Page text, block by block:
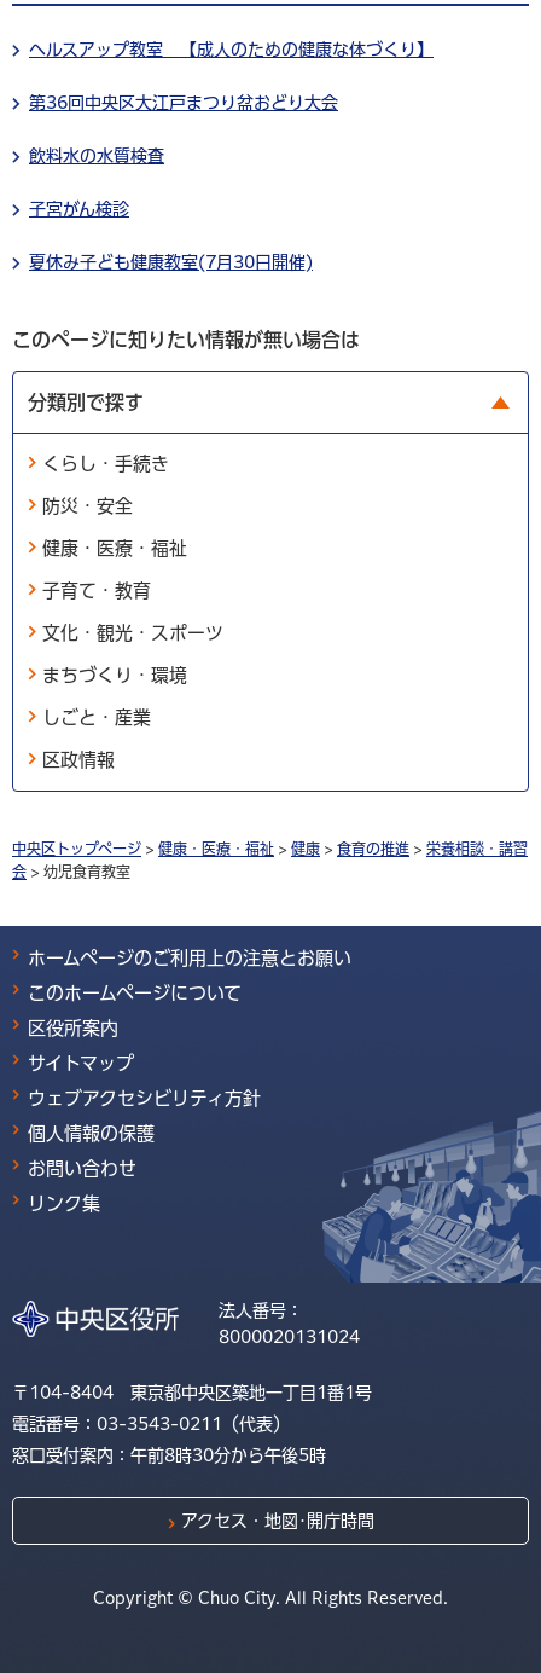
ヘルスアップ教室 【成人のための健康な体づくり】
第36回中央区大江戸まつり盆おどり大会
飲料水の水質検査
子宮がん検診
夏休み子ども健康教室(7月30日開催)
このページに知りたい情報が無い場合は
分類別で探す
くらし・手続き
防災・安全
健康・医療・福祉
子育て・教育
文化・観光・スポーツ
まちづくり・環境
しごと・産業
区政情報
中央区トップページ > 健康・医療・福祉 > 健康 > 食育の推進 > 栄養相談・講習
会 > 幼児食育教室
ホームページのご利用上の注意とお願い
このホームページについて
区役所案内
サイトマップ
ウェブアクセシビリティ方針
個人情報の保護
お問い合わせ
リンク集
法人番号：
8000020131024
〒104-8404 東京都中央区築地一丁目1番1号
電話番号：03-3543-0211（代表）
窓口受付案内：午前8時30分から午後5時
アクセス・地図･開庁時間
Copyright © Chuo City. All Rights Reserved.